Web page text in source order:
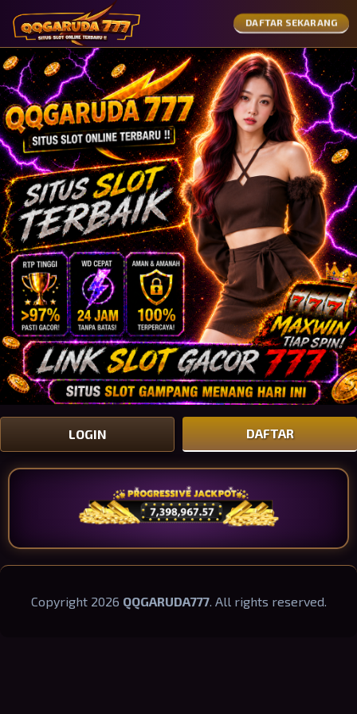
DAFTAR SEKARANG
LOGIN DAFTAR
Copyright 2026 QQGARUDA777. All rights reserved.